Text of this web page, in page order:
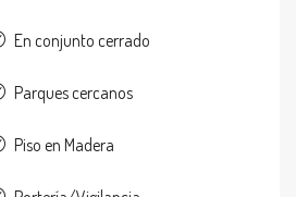
En conjunto cerrado
Parques cercanos
Piso en Madera